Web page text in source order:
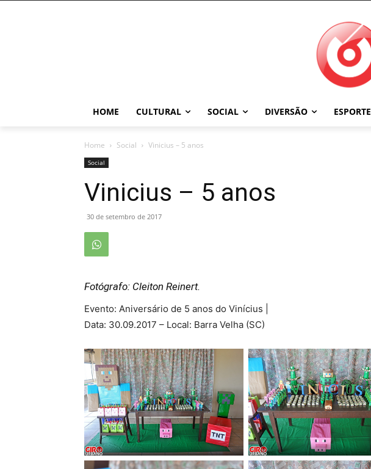
HOME CULTURAL SOCIAL DIVERSÃO ESPORTE
Home Social Vinicius – 5 anos
Social
Vinicius – 5 anos
30 de setembro de 2017
Fotógrafo: Cleiton Reinert.
Evento: Aniversário de 5 anos do Vinícius |
Data: 30.09.2017 – Local: Barra Velha (SC)